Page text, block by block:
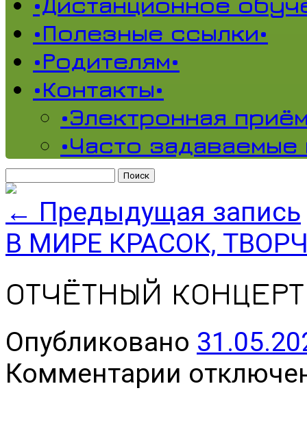
•Полезные ссылки•
•Родителям•
•Контакты•
•Электронная
•Часто
← Предыдущая запись
В МИРЕ КРАСОК,
ОТЧЁТНЫЙ КОНЦЕРТ
Опубликовано
Комментарии
записи